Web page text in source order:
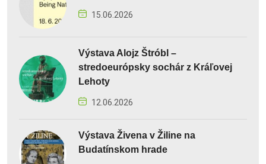
15.06.2026
Výstava Alojz Štróbl –
stredoeurópsky sochár z Kráľovej
Lehoty
12.06.2026
Výstava Živena v Žiline na
Budatínskom hrade